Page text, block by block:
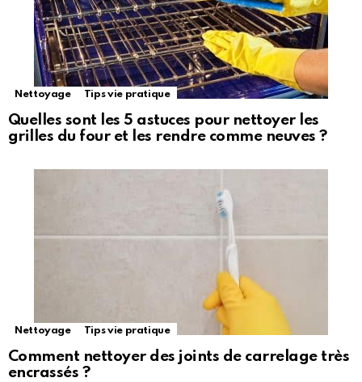
Nettoyage Tips vie pratique
Quelles sont les 5 astuces pour nettoyer les
grilles du four et les rendre comme neuves ?
Nettoyage Tips vie pratique
Comment nettoyer des joints de carrelage très
encrassés ?